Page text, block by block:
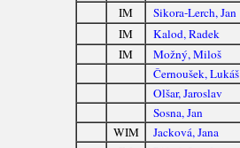
IM
Sikora-Lerch, Jan
IM
Kalod, Radek
IM
Možný, Miloš
Černoušek, Lukáš
Olšar, Jaroslav
Sosna, Jan
WIM
Jacková, Jana